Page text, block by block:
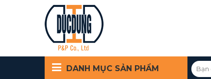
DANH MỤC SẢN PHẨM